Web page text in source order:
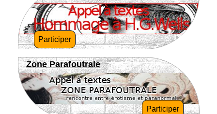
Participer
Zone Parafoutrale
Participer